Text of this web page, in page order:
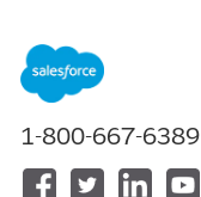
1-800-667-6389